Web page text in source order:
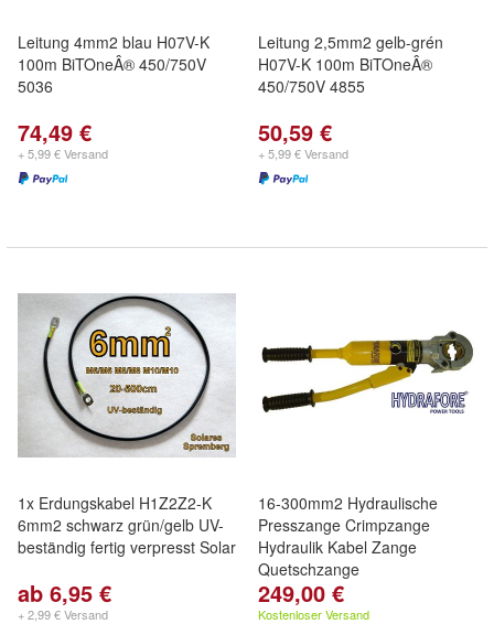
Leitung 4mm2 blau H07V-K
100m BiTOneÂ® 450/750V
5036
74,49 €
+ 5,99 € Versand
Leitung 2,5mm2 gelb-grén
H07V-K 100m BiTOneÂ®
450/750V 4855
50,59 €
+ 5,99 € Versand
1x Erdungskabel H1Z2Z2-K
6mm2 schwarz grün/gelb UV-
beständig fertig verpresst Solar
ab 6,95 €
+ 2,99 € Versand
16-300mm2 Hydraulische
Presszange Crimpzange
Hydraulik Kabel Zange
Quetschzange
249,00 €
Kostenloser Versand